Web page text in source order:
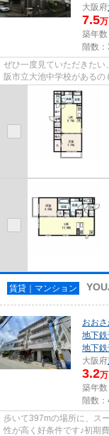
大阪府
7.5
築年数
階数
ぜひ一度見ていただきた
阪市立大池中学校があるの
ように、敷地内にゴミ置き
賃貸｜マンション
おお
地下
地下
大阪府
3.2
築年数
階数
歩いて397mの場所に、ス
性が高く好条件です♪初期